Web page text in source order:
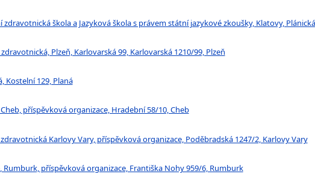
škola a Jazyková škola s právem státní jazykové zkoušky, Klatovy,
Plzeň, Karlovarská 99, Karlovarská 1210/99, Plzeň
Kostelní 129, Planá
příspěvková organizace, Hradební 58/10, Cheb
Karlovy Vary, příspěvková organizace, Poděbradská 1247/2, Karlovy Vary
příspěvková organizace, Františka Nohy 959/6, Rumburk